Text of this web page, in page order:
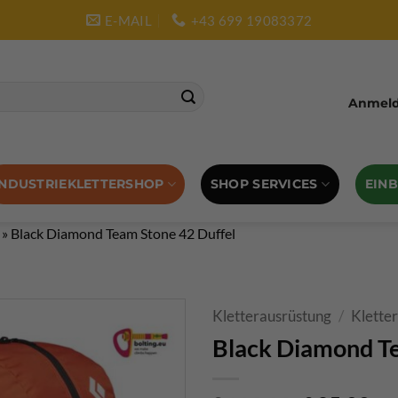
E-MAIL +43 699 19083372
SHOP SERVICES
» Black Diamond Team Stone 42 Duffel
Kletterausrüstung /
Black Diamond